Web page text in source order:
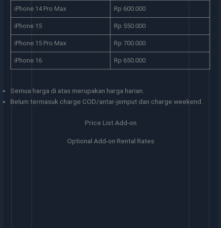
iPhone 14 Pro Max Rp 600.000
iPhone 15 Rp 550.000
iPhone 15 Pro Max Rp 700.000
iPhone 16 Rp 650.000
Semua harga di atas merupakan harga harian.
Belum termasuk charge COD/antar-jemput dan charge weekend.
Price List Add-on
Optional Add-on Rental Rates